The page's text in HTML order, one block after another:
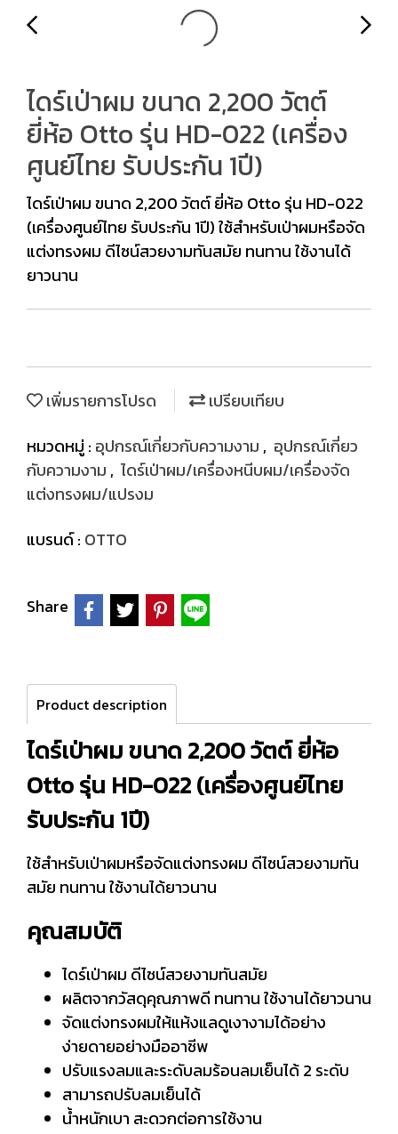
ไดร์เป่าผม ขนาด 2,200 วัตต์
ยี่ห้อ Otto รุ่น HD-022 (เครื่อง
ศูนย์ไทย รับประกัน 1ปี)
ไดร์เป่าผม ขนาด 2,200 วัตต์ ยี่ห้อ Otto รุ่น HD-022
(เครื่องศูนย์ไทย รับประกัน 1ปี) ใช้สำหรับเป่าผมหรือจัด
แต่งทรงผม ดีไซน์สวยงามทันสมัย ทนทาน ใช้งานได้
ยาวนาน
เพิ่มรายการโปรด
เปรียบเทียบ
หมวดหมู่ : อุปกรณ์เกี่ยวกับความงาม , อุปกรณ์เกี่ยว
กับความงาม , ไดร์เป่าผม/เครื่องหนีบผม/เครื่องจัด
แต่งทรงผม/แปรงม
แบรนด์ : OTTO
Share
Product description
ไดร์เป่าผม ขนาด 2,200 วัตต์ ยี่ห้อ
Otto รุ่น HD-022 (เครื่องศูนย์ไทย
รับประกัน 1ปี)
ใช้สำหรับเป่าผมหรือจัดแต่งทรงผม ดีไซน์สวยงามทัน
สมัย ทนทาน ใช้งานได้ยาวนาน
คุณสมบัติ
ไดร์เป่าผม ดีไซน์สวยงามทันสมัย
ผลิตจากวัสดุคุณภาพดี ทนทาน ใช้งานได้ยาวนาน
จัดแต่งทรงผมให้แห้งแลดูเงางามได้อย่าง
ง่ายดายอย่างมืออาชีพ
ปรับแรงลมและระดับลมร้อนลมเย็นได้ 2 ระดับ
สามารถปรับลมเย็นได้
น้ำหนักเบา สะดวกต่อการใช้งาน